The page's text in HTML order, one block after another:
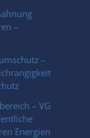
–
–
– VG
Energien